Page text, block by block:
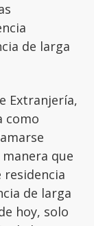
de larga
Extranjería,
como
que
residencia
de larga
hoy, solo